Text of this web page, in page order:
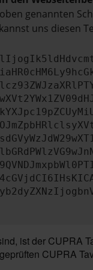
genannten
uns diesen
ist der
CUPRA